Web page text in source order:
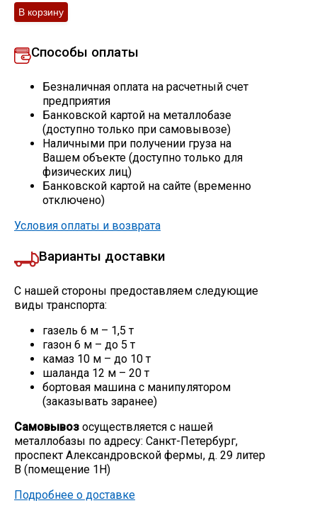
Способы оплаты
Безналичная оплата на расчетный счет
предприятия
Банковской картой на металлобазе
(доступно только при самовывозе)
Наличными при получении груза на
Вашем объекте (доступно только для
физических лиц)
Банковской картой на сайте (временно
отключено)
Условия оплаты и возврата
Варианты доставки
С нашей стороны предоставляем следующие
виды транспорта:
газель 6 м – 1,5 т
газон 6 м – до 5 т
камаз 10 м – до 10 т
шаланда 12 м – 20 т
бортовая машина с манипулятором
(заказывать заранее)
Самовывоз осуществляется с нашей
металлобазы по адресу: Санкт-Петербург,
проспект Александровской фермы, д. 29 литер
В (помещение 1Н)
Подробнее о доставке